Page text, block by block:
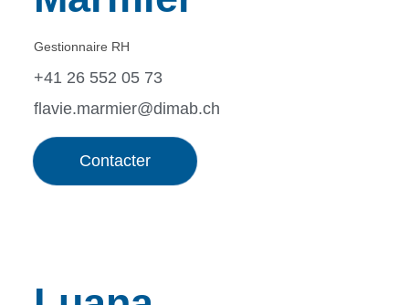
Gestionnaire RH
+41 26 552 05 73
flavie.marmier@dimab.ch
Contacter